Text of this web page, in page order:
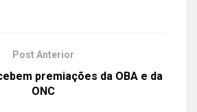
Post Anterior
premiações da OBA e da
ONC